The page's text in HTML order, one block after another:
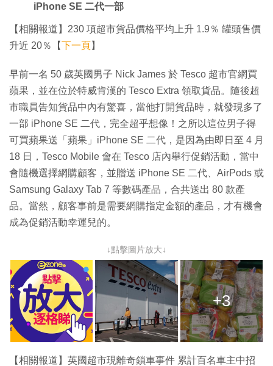
iPhone SE 二代一部
【相關報道】230 項超市貨品價格平均上升 1.9％ 罐頭售價
升近 20％【下一頁】
早前一名 50 歲英國男子 Nick James 於 Tesco 超市官網買
蘋果，並在位於特威肯漢的 Tesco Extra 領取貨品。隨後超
市職員告知貨品中內有驚喜，當他打開貨品時，就發現多了
一部 iPhone SE 二代，完全超乎想像！之所以這位男子得
可買蘋果送「蘋果」iPhone SE 二代，是因為由即日至 4 月
18 日，Tesco Mobile 會在 Tesco 店內舉行促銷活動，當中
會隨機選擇網購顧客，並贈送 iPhone SE 二代、AirPods 或
Samsung Galaxy Tab 7 等數碼產品，合共送出 80 款產
品。當然，顧客事前是需要網購指定金額的產品，才有機會
成為促銷活動幸運兒的。
↓點擊圖片放大↓
+3
【相關報道】英國超市現離奇鎖車事件 累計百名車主中招